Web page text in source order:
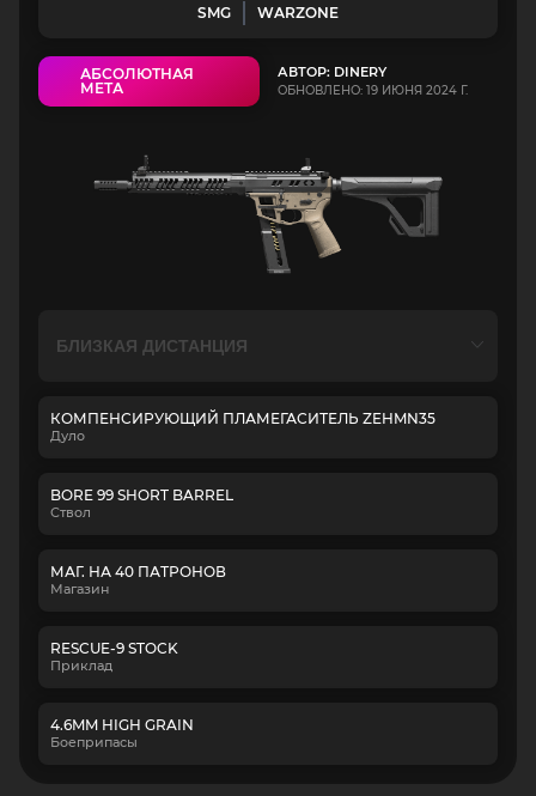
SMG WARZONE
АБСОЛЮТНАЯ
МЕТА
АВТОР: DINERY
ОБНОВЛЕНО: 19 ИЮНЯ 2024 Г.
КОМПЕНСИРУЮЩИЙ ПЛАМЕГАСИТЕЛЬ ZEHMN35
Дуло
BORE 99 SHORT BARREL
Ствол
МАГ. НА 40 ПАТРОНОВ
Магазин
RESCUE-9 STOCK
Приклад
4.6MM HIGH GRAIN
Боеприпасы